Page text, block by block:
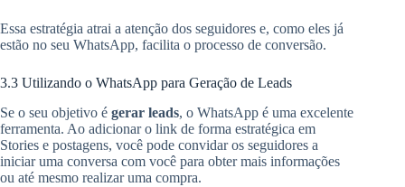
Essa estratégia atrai a atenção dos seguidores e, como eles já
estão no seu WhatsApp, facilita o processo de conversão.
3.3 Utilizando o WhatsApp para Geração de Leads
Se o seu objetivo é gerar leads, o WhatsApp é uma excelente
ferramenta. Ao adicionar o link de forma estratégica em
Stories e postagens, você pode convidar os seguidores a
iniciar uma conversa com você para obter mais informações
ou até mesmo realizar uma compra.